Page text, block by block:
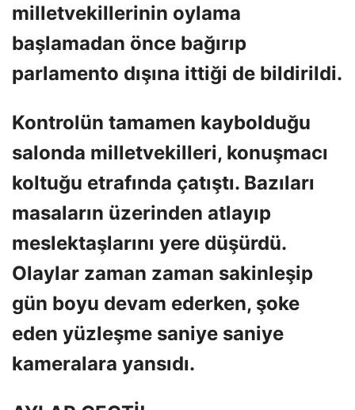
milletvekillerinin oylama
başlamadan önce bağırıp
parlamento dışına ittiği de bildirildi.
Kontrolün tamamen kaybolduğu
salonda milletvekilleri, konuşmacı
koltuğu etrafında çatıştı. Bazıları
masaların üzerinden atlayıp
meslektaşlarını yere düşürdü.
Olaylar zaman zaman sakinleşip
gün boyu devam ederken, şoke
eden yüzleşme saniye saniye
kameralara yansıdı.